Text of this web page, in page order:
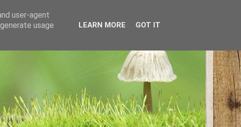
user-agent
usage
LEARN MORE GOT IT